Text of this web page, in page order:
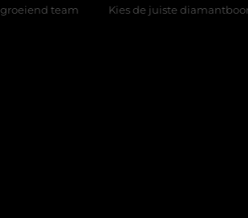
Kies de juiste diamantboor voor uw project